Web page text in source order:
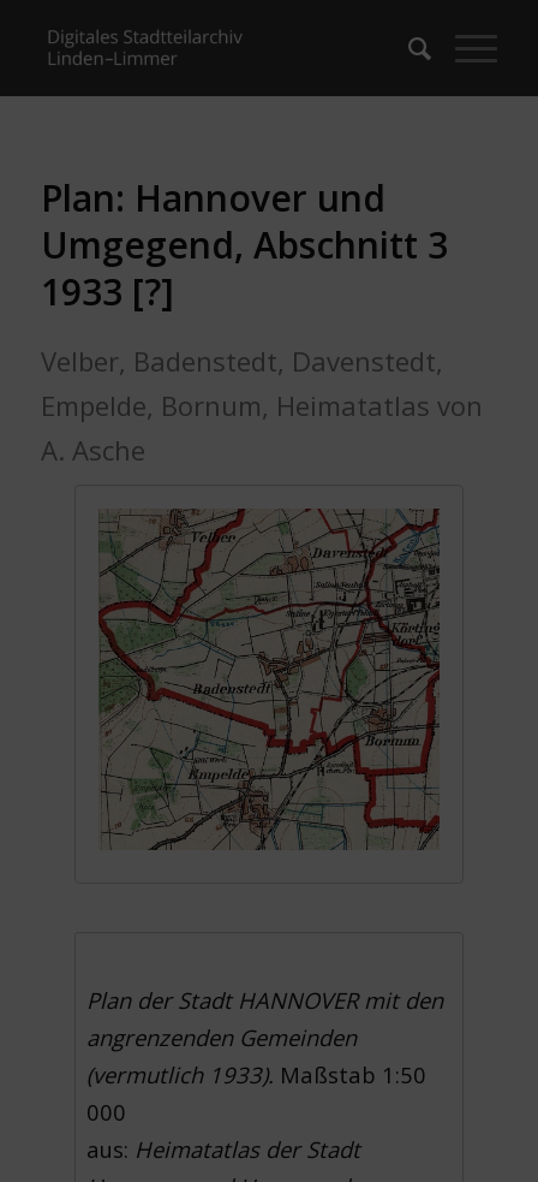
Plan: Hannover und
Umgegend, Abschnitt 3
1933 [?]
Velber, Badenstedt, Davenstedt,
Empelde, Bornum, Heimatatlas von
A. Asche
Plan der Stadt HANNOVER mit den
angrenzenden Gemeinden
(vermutlich 1933). Maßstab 1:50
000
aus: Heimatatlas der Stadt